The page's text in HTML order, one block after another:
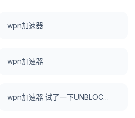
wpn加速器
wpn加速器
wpn加速器 试了一下UNBLOCKCN，真好用。